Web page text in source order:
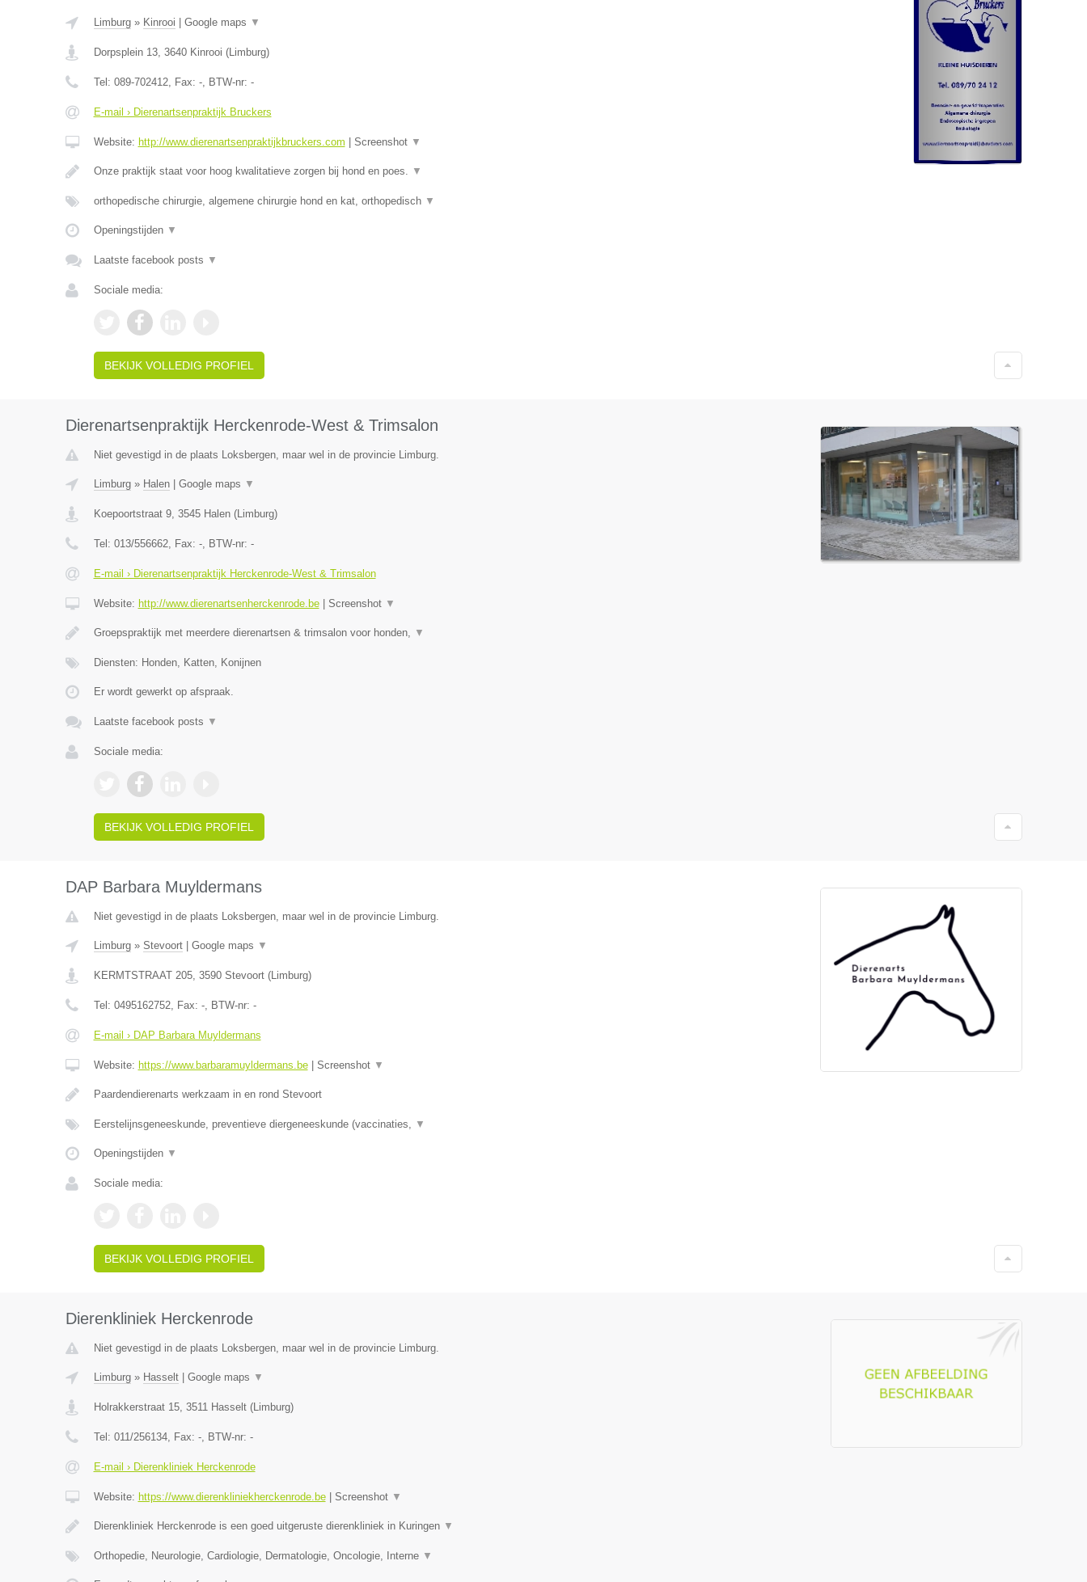
Limburg» Kinrooi Google maps ▼
Dorpsplein 13, 3640 Kinrooi (Limburg)
Tel: 089-702412, Fax: -, BTW-nr: -
E-mail › Dierenartsenpraktijk Bruckers
Website: http://www.dierenartsenpraktijkbruckers.com Screenshot ▼
Onze praktijk staat voor hoog kwalitatieve zorgen bij hond en poes. ▼
orthopedische chirurgie, algemene chirurgie hond en kat, orthopedisch ▼
Openingstijden ▼
Laatste facebook posts ▼
Sociale media:
BEKIJK VOLLEDIG PROFIEL
Dierenartsenpraktijk Herckenrode-West & Trimsalon
Niet gevestigd in de plaats Loksbergen, maar wel in de provincie Limburg.
Limburg» Halen| Google maps ▼
Koepoortstraat 9, 3545 Halen(Limburg)
Tel: 013/556662, Fax: -, BTW-nr: -
E-mail › Dierenartsenpraktijk Herckenrode-West & Trimsalon
Website: http://www.dierenartsenherckenrode.be| Screenshot ▼
Groepspraktijk met meerdere dierenartsen & trimsalon voor honden, ▼
Diensten: Honden, Katten, Konijnen
Er wordt gewerkt op afspraak.
Laatste facebook posts ▼
Sociale media:
BEKIJK VOLLEDIG PROFIEL
DAP Barbara Muyldermans
Niet gevestigd in de plaats Loksbergen, maar wel in de provincie Limburg.
Limburg» Stevoort| Google maps ▼
KERMTSTRAAT 205, 3590 Stevoort(Limburg)
Tel: 0495162752, Fax: -, BTW-nr: -
E-mail › DAP Barbara Muyldermans
Website: https://www.barbaramuyldermans.be| Screenshot ▼
Paardendierenarts werkzaam in en rond Stevoort
Eerstelijnsgeneeskunde, preventieve diergeneeskunde (vaccinaties, ▼
Openingstijden ▼
Sociale media:
BEKIJK VOLLEDIG PROFIEL
Dierenkliniek Herckenrode
Niet gevestigd in de plaats Loksbergen, maar wel in de provincie Limburg.
Limburg» Hasselt| Google maps ▼
Holrakkerstraat 15, 3511 Hasselt(Limburg)
Tel: 011/256134, Fax: -, BTW-nr: -
E-mail › Dierenkliniek Herckenrode
Website: https://www.dierenkliniekherckenrode.be| Screenshot ▼
Dierenkliniek Herckenrode is een goed uitgeruste dierenkliniek in Kuringen ▼
Orthopedie, Neurologie, Cardiologie, Dermatologie, Oncologie, Interne ▼